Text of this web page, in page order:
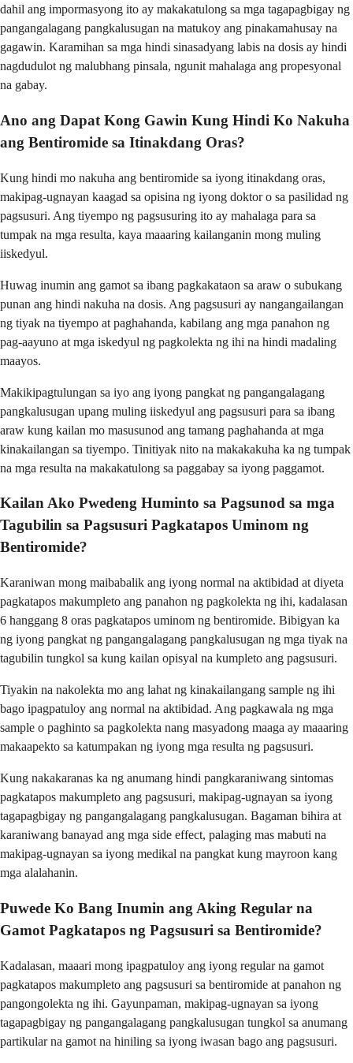
dahil ang impormasyong ito ay makakatulong sa mga tagapagbigay ng
pangangalagang pangkalusugan na matukoy ang pinakamahusay na
gagawin. Karamihan sa mga hindi sinasadyang labis na dosis ay hindi
nagdudulot ng malubhang pinsala, ngunit mahalaga ang propesyonal
na gabay.
Ano ang Dapat Kong Gawin Kung Hindi Ko Nakuha
ang Bentiromide sa Itinakdang Oras?
Kung hindi mo nakuha ang bentiromide sa iyong itinakdang oras,
makipag-ugnayan kaagad sa opisina ng iyong doktor o sa pasilidad ng
pagsusuri. Ang tiyempo ng pagsusuring ito ay mahalaga para sa
tumpak na mga resulta, kaya maaaring kailanganin mong muling
iiskedyul.
Huwag inumin ang gamot sa ibang pagkakataon sa araw o subukang
punan ang hindi nakuha na dosis. Ang pagsusuri ay nangangailangan
ng tiyak na tiyempo at paghahanda, kabilang ang mga panahon ng
pag-aayuno at mga iskedyul ng pagkolekta ng ihi na hindi madaling
maayos.
Makikipagtulungan sa iyo ang iyong pangkat ng pangangalagang
pangkalusugan upang muling iiskedyul ang pagsusuri para sa ibang
araw kung kailan mo masusunod ang tamang paghahanda at mga
kinakailangan sa tiyempo. Tinitiyak nito na makakakuha ka ng tumpak
na mga resulta na makakatulong sa paggabay sa iyong paggamot.
Kailan Ako Pwedeng Huminto sa Pagsunod sa mga
Tagubilin sa Pagsusuri Pagkatapos Uminom ng
Bentiromide?
Karaniwan mong maibabalik ang iyong normal na aktibidad at diyeta
pagkatapos makumpleto ang panahon ng pagkolekta ng ihi, kadalasan
6 hanggang 8 oras pagkatapos uminom ng bentiromide. Bibigyan ka
ng iyong pangkat ng pangangalagang pangkalusugan ng mga tiyak na
tagubilin tungkol sa kung kailan opisyal na kumpleto ang pagsusuri.
Tiyakin na nakolekta mo ang lahat ng kinakailangang sample ng ihi
bago ipagpatuloy ang normal na aktibidad. Ang pagkawala ng mga
sample o paghinto sa pagkolekta nang masyadong maaga ay maaaring
makaapekto sa katumpakan ng iyong mga resulta ng pagsusuri.
Kung nakakaranas ka ng anumang hindi pangkaraniwang sintomas
pagkatapos makumpleto ang pagsusuri, makipag-ugnayan sa iyong
tagapagbigay ng pangangalagang pangkalusugan. Bagaman bihira at
karaniwang banayad ang mga side effect, palaging mas mabuti na
makipag-ugnayan sa iyong medikal na pangkat kung mayroon kang
mga alalahanin.
Puwede Ko Bang Inumin ang Aking Regular na
Gamot Pagkatapos ng Pagsusuri sa Bentiromide?
Kadalasan, maaari mong ipagpatuloy ang iyong regular na gamot
pagkatapos makumpleto ang pagsusuri sa bentiromide at panahon ng
pangongolekta ng ihi. Gayunpaman, makipag-ugnayan sa iyong
tagapagbigay ng pangangalagang pangkalusugan tungkol sa anumang
partikular na gamot na hiniling sa iyong iwasan bago ang pagsusuri.